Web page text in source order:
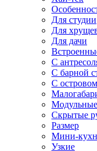
Для студии
Для
Для дачи
С
С барной
С островом
Модульные
Скрытые
Размер
Мини-
Узкие